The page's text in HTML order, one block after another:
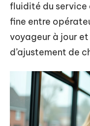
fluidité du service
fine entre
voyageur à jour
d’ajustement de